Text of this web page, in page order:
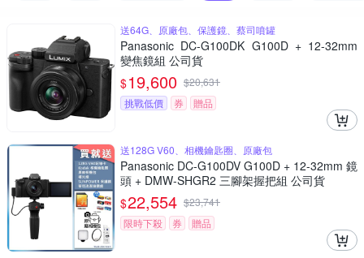
送64G、原廠包、保護鏡、蔡司噴罐
Panasonic DC-G100DK G100D + 12-32mm
變焦鏡組 公司貨
$19,600 $20,631
挑戰低價
券 贈品
送128G V60、相機鑰匙圈、原廠包
Panasonic DC-G100DV G100D + 12-32mm 鏡
頭 + DMW-SHGR2 三腳架握把組 公司貨
$22,554 $23,741
限時下殺
券 贈品